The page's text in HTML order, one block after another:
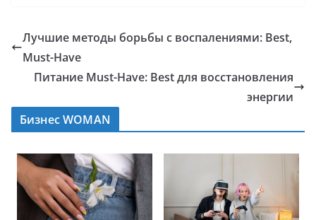
Лучшие методы борьбы с воспалениями: Best,
Must-Have
Питание Must-Have: Best для восстановления
энергии
Бизнес WOMAN